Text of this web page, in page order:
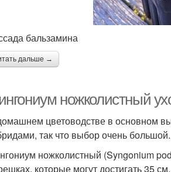
бальзамина
дальше →
ножколистный
цветоводстве в основном
так что выбор очень большой.
ножколистный (Syngonium
которые могут достигать 35